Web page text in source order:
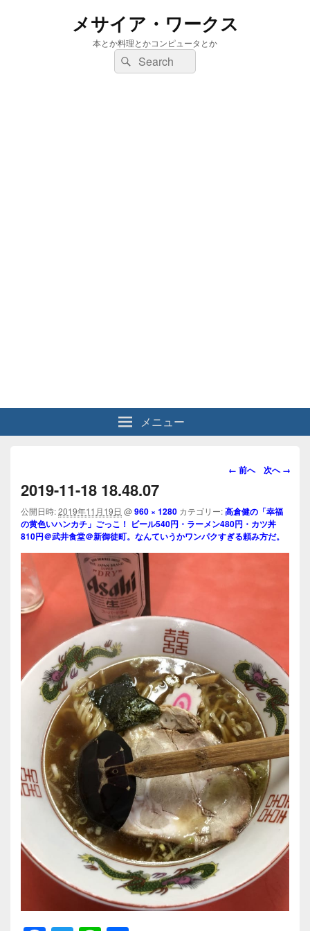
メサイア・ワークス
本とか料理とかコンピュータとか
検
索:
検
索
メニュー
画
ビ
ゲ
ー
シ
← 前へ 次へ →
2019-11-18 18.48.07
公開日時:2019年11月19日 @960 × 1280 カテゴリー:高倉健の「幸福
の黄色いハンカチ」ごっこ！ ビール540円・ラーメン480円・カツ丼
810円＠武井食堂＠新御徒町。なんていうかワンパクすぎる頼み方だ。